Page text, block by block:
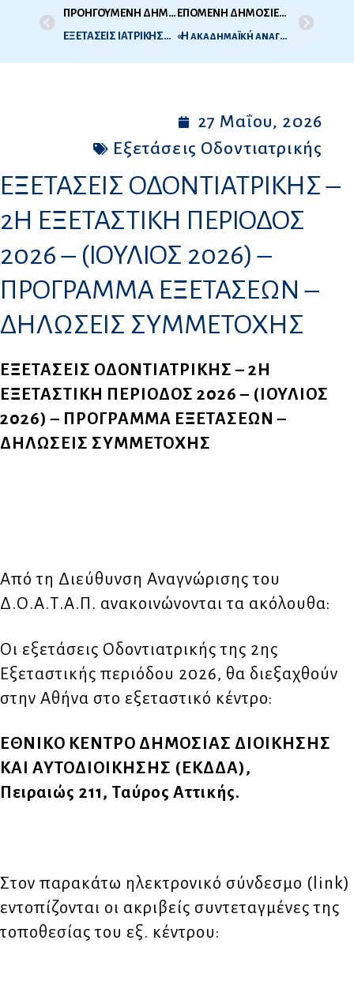
ΠΡΟΗΓΟΥΜΕΝΗ ΔΗΜΟΣΙΕΥΣΗ
ΕΞΕΤΑΣΕΙΣ ΙΑΤΡΙΚΗΣ– 2Η ΕΞΕΤΑΣΤΙΚΗ ΠΕΡΙΟΔΟΣ 2026 – (ΙΟΥΝΙΟΣ 2026) – ΠΡΟΓΡΑΜΜΑ ΕΞΕΤΑΣΕΩΝ – ΔΗΛΩΣΕΙΣ ΣΥΜΜΕΤΟΧΗΣ
ΕΠΟΜΕΝΗ ΔΗΜΟΣΙΕΥΣΗ
«Η ακαδημαϊκή αναγνώριση είναι δικαίωμα και δημόσιο αγαθό»: Ομιλία του Προέδρου του ΔΟΑΤΑΠ στην Τελετή Έναρξης της 33ης Ετήσιας Συνάντησης των Δικτύων ENIC-NARIC
27 Μαΐου, 2026
Εξετάσεις Οδοντιατρικής
ΕΞΕΤΑΣΕΙΣ ΟΔΟΝΤΙΑΤΡΙΚΗΣ –
2Η ΕΞΕΤΑΣΤΙΚΗ ΠΕΡΙΟΔΟΣ
2026 – (ΙΟΥΛΙΟΣ 2026) –
ΠΡΟΓΡΑΜΜΑ ΕΞΕΤΑΣΕΩΝ –
ΔΗΛΩΣΕΙΣ ΣΥΜΜΕΤΟΧΗΣ
ΕΞΕΤΑΣΕΙΣ ΟΔΟΝΤΙΑΤΡΙΚΗΣ – 2Η
ΕΞΕΤΑΣΤΙΚΗ ΠΕΡΙΟΔΟΣ 2026 – (ΙΟΥΛΙΟΣ
2026) – ΠΡΟΓΡΑΜΜΑ ΕΞΕΤΑΣΕΩΝ –
ΔΗΛΩΣΕΙΣ ΣΥΜΜΕΤΟΧΗΣ
Από τη Διεύθυνση Αναγνώρισης του
Δ.Ο.Α.Τ.Α.Π. ανακοινώνονται τα ακόλουθα:
Οι εξετάσεις Οδοντιατρικής της 2ης
Εξεταστικής περιόδου 2026, θα διεξαχθούν
στην Αθήνα στο εξεταστικό κέντρο:
ΕΘΝΙΚΟ ΚΕΝΤΡΟ ΔΗΜΟΣΙΑΣ ΔΙΟΙΚΗΣΗΣ
ΚΑΙ ΑΥΤΟΔΙΟΙΚΗΣΗΣ (ΕΚΔΔΑ),
Πειραιώς 211, Ταύρος Αττικής.
Στον παρακάτω ηλεκτρονικό σύνδεσμο (link)
εντοπίζονται οι ακριβείς συντεταγμένες της
τοποθεσίας του εξ. κέντρου: